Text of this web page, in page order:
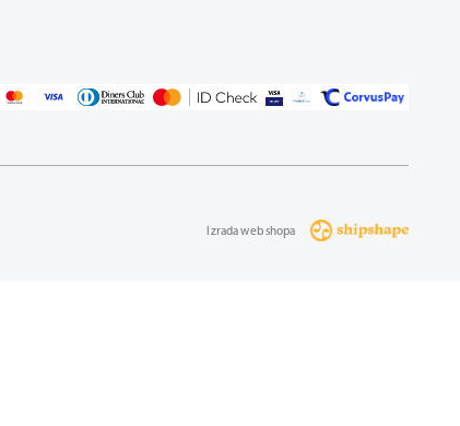
Izrada web shopa